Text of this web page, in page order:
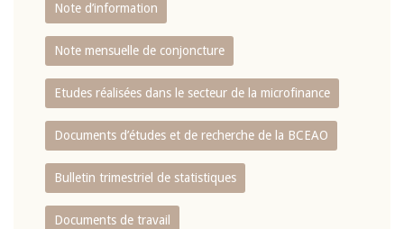
Note d’information
Note mensuelle de conjoncture
Etudes réalisées dans le secteur de la microfinance
Documents d’études et de recherche de la BCEAO
Bulletin trimestriel de statistiques
Documents de travail